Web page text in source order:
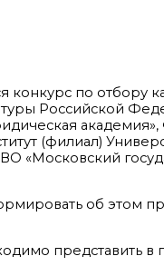
конкурс по отбору
Российской
(филиал)
«Московский
об этом
представить в